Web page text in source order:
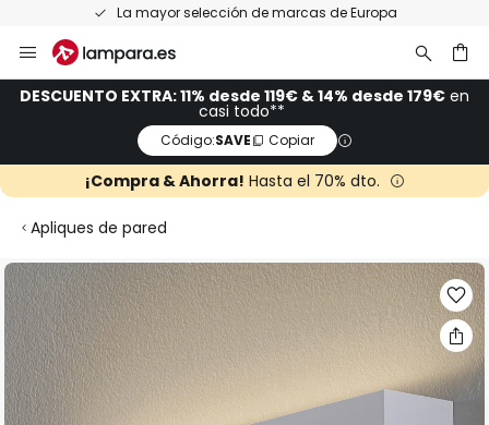
La mayor selección de marcas de Europa
al
contenido
DESCUENTO EXTRA: 11% desde 119€ & 14% desde 179€ en
casi todo**
Código:SAVE Copiar
¡Compra & Ahorra! Hasta el 70% dto.
Apliques de pared
Saltar
al
final
de
la
galería